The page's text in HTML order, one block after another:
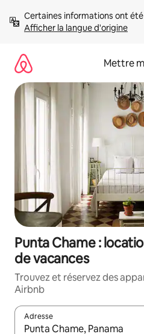
directement
Afficher la langue d'origine
Mettre
Punta Chame :
de vacances
Trouvez et réservez des
Airbnb
Adresse
Lorsque les résultats